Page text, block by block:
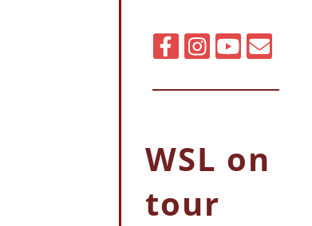
WSL on
tour